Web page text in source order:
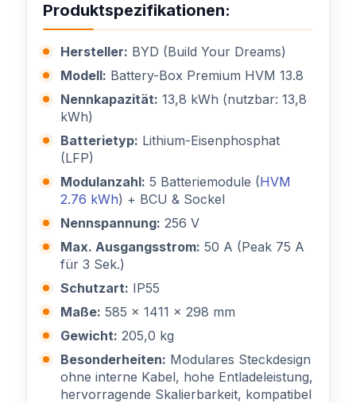
Produktspezifikationen:
Hersteller: BYD (Build Your Dreams)
Modell: Battery-Box Premium HVM 13.8
Nennkapazität: 13,8 kWh (nutzbar: 13,8
kWh)
Batterietyp: Lithium-Eisenphosphat
(LFP)
Modulanzahl: 5 Batteriemodule (HVM
2.76 kWh) + BCU & Sockel
Nennspannung: 256 V
Max. Ausgangsstrom: 50 A (Peak 75 A
für 3 Sek.)
Schutzart: IP55
Maße: 585 x 1411 x 298 mm
Gewicht: 205,0 kg
Besonderheiten: Modulares Steckdesign
ohne interne Kabel, hohe Entladeleistung,
hervorragende Skalierbarkeit, kompatibel